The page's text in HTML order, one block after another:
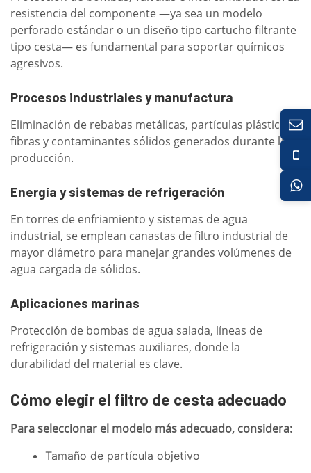
resistencia del componente —ya sea un modelo
perforado estándar o un diseño tipo cartucho filtrante
tipo cesta— es fundamental para soportar químicos
agresivos.
Procesos industriales y manufactura
Eliminación de rebabas metálicas, partículas plásticas,
fibras y contaminantes sólidos generados durante la
producción.
Energía y sistemas de refrigeración
En torres de enfriamiento y sistemas de agua
industrial, se emplean canastas de filtro industrial de
mayor diámetro para manejar grandes volúmenes de
agua cargada de sólidos.
Aplicaciones marinas
Protección de bombas de agua salada, líneas de
refrigeración y sistemas auxiliares, donde la
durabilidad del material es clave.
Cómo elegir el filtro de cesta adecuado
Para seleccionar el modelo más adecuado, considera:
Tamaño de partícula objetivo